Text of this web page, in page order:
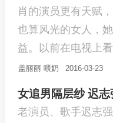
肖的演员更有天赋
也算风光的女人，
益。以前在电视上
盖丽丽 喂奶 2016-03-23
女追男隔层纱 迟
老演员、歌手迟志